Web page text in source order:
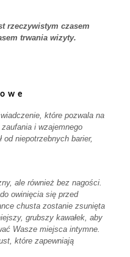
rzeczywistym czasem
trwania wizyty.
które pozwala na
i wzajemnego
od niepotrzebnych barier,
ale również bez nagości.
owinięcia się przed
chusta zostanie zsunięta
grubszy kawałek, aby
Wasze miejsca intymne.
które zapewniają